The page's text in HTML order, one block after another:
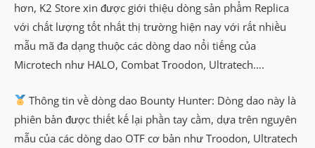
hơn, K2 Store xin được giới thiệu dòng sản phẩm Replica
với chất lượng tốt nhất thị trường hiện nay với rất nhiều
mẫu mã đa dạng thuộc các dòng dao nổi tiếng của
Microtech như HALO, Combat Troodon, Ultratech….
Thông tin về dòng dao Bounty Hunter: Dòng dao này là
phiên bản được thiết kế lại phần tay cầm, dựa trên nguyên
mẫu của các dòng dao OTF cơ bản như Troodon, Ultratech